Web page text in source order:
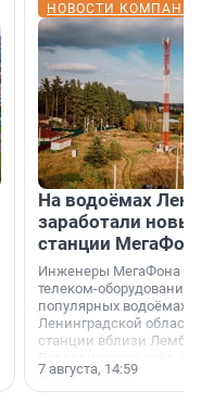
НОВОСТИ
На водоёмах
заработали
станции
Инженеры МегаФона
телеком-оборудование
популярных водоёмах
Ленинградской
станции вблизи
недалеко от Большого
водопада.
7 августа, 14:59